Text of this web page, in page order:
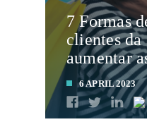
7 Formas
clientes da
aumentar
6 APRIL 2023